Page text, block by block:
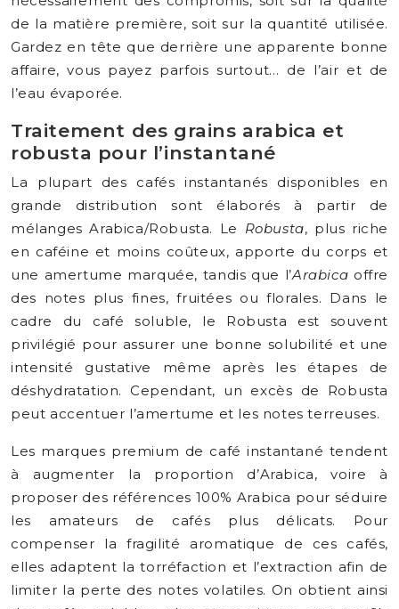
de la matière première, soit sur la quantité utilisée.
Gardez en tête que derrière une apparente bonne
affaire, vous payez parfois surtout… de l’air et de
l’eau évaporée.
Traitement des grains arabica et
robusta pour l’instantané
La plupart des cafés instantanés disponibles en
grande distribution sont élaborés à partir de
mélanges Arabica/Robusta. Le Robusta, plus riche
en caféine et moins coûteux, apporte du corps et
une amertume marquée, tandis que l’Arabica offre
des notes plus fines, fruitées ou florales. Dans le
cadre du café soluble, le Robusta est souvent
privilégié pour assurer une bonne solubilité et une
intensité gustative même après les étapes de
déshydratation. Cependant, un excès de Robusta
peut accentuer l’amertume et les notes terreuses.
Les marques premium de café instantané tendent
à augmenter la proportion d’Arabica, voire à
proposer des références 100% Arabica pour séduire
les amateurs de cafés plus délicats. Pour
compenser la fragilité aromatique de ces cafés,
elles adaptent la torréfaction et l’extraction afin de
limiter la perte des notes volatiles. On obtient ainsi